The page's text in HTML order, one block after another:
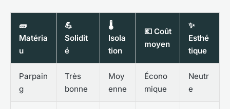
🧱
Matéria
u
💪
Solidit
é
🌡️
Isola
tion
💶 Coût
moyen
✨
Esthé
tique
Parpain
g
Très
bonne
Moy
enne
Écono
mique
Neutr
e